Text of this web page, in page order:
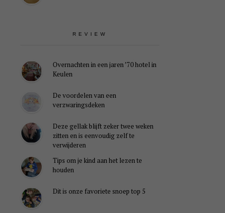
REVIEW
Overnachten in een jaren ’70 hotel in
Keulen
De voordelen van een
verzwaringsdeken
Deze gellak blijft zeker twee weken
zitten en is eenvoudig zelf te
verwijderen
Tips om je kind aan het lezen te
houden
Dit is onze favoriete snoep top 5